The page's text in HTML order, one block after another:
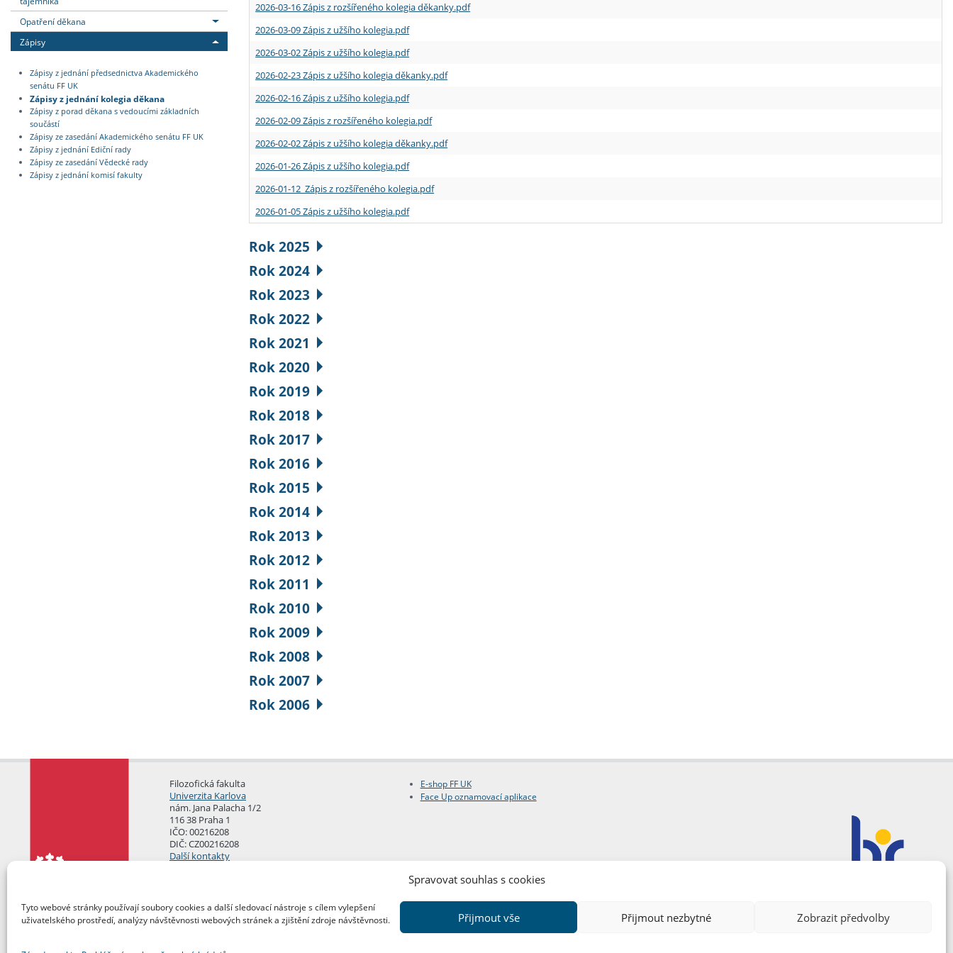
Spravovat souhlas s cookies
Tyto webové stránky používají soubory cookies a další sledovací nástroje s cílem vylepšení
uživatelského prostředí, analýzy návštěvnosti webových stránek a zjištění zdroje návštěvnosti.
Přijmout vše Přijmout nezbytné Zobrazit předvolby
Opatření děkana
Zápisy
Zápisy z jednání předsednictva Akademického
senátu FF UK
Zápisy z jednání kolegia děkana
Zápisy z porad děkana s vedoucími základních
součástí
Zápisy ze zasedání Akademického senátu FF UK
Zápisy z jednání Ediční rady
Zápisy ze zasedání Vědecké rady
Zápisy z jednání komisí fakulty
2026-03-16 Zápis z rozšířeného kolegia děkanky.pdf
2026-03-09 Zápis z užšího kolegia.pdf
2026-03-02 Zápis z užšího kolegia.pdf
2026-02-23 Zápis z užšího kolegia děkanky.pdf
2026-02-16 Zápis z užšího kolegia.pdf
2026-02-09 Zápis z rozšířeného kolegia.pdf
2026-02-02 Zápis z užšího kolegia děkanky.pdf
2026-01-26 Zápis z užšího kolegia.pdf
2026-01-12 Zápis z rozšířeného kolegia.pdf
2026-01-05 Zápis z užšího kolegia.pdf
Rok 2025
Rok 2024
Rok 2023
Rok 2022
Rok 2021
Rok 2020
Rok 2019
Rok 2018
Rok 2017
Rok 2016
Rok 2015
Rok 2014
Rok 2013
Rok 2012
Rok 2011
Rok 2010
Rok 2009
Rok 2008
Rok 2007
Rok 2006
Filozofická fakulta
Univerzita Karlova
nám. Jana Palacha 1/2
116 38 Praha 1
IČO: 00216208
DIČ: CZ00216208
Další kontakty
E-shop FF UK
Face Up oznamovací aplikace